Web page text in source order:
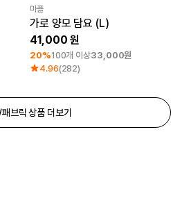
최소 주문수량 1개
마플
가로 양모 담요 (L)
41,000
20%100개 이상33,000원
4.96(282)
브릭 상품 더보기